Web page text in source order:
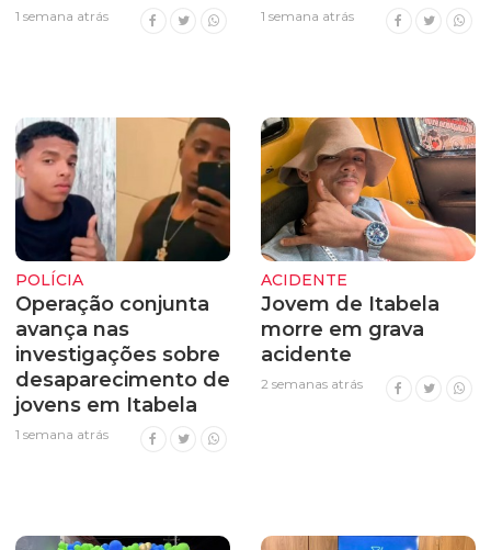
1 semana atrás 1 semana atrás
POLÍCIA
Operação conjunta
avança nas
investigações sobre
desaparecimento de
jovens em Itabela
1 semana atrás
ACIDENTE
Jovem de Itabela
morre em grava
acidente
2 semanas atrás